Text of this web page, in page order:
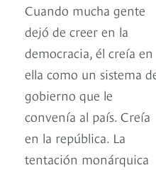
Cuando mucha gente
dejó de creer en la
democracia, él creía en
ella como un sistema
gobierno que le
convenía al país. Creía
en la república. La
tentación monárquica